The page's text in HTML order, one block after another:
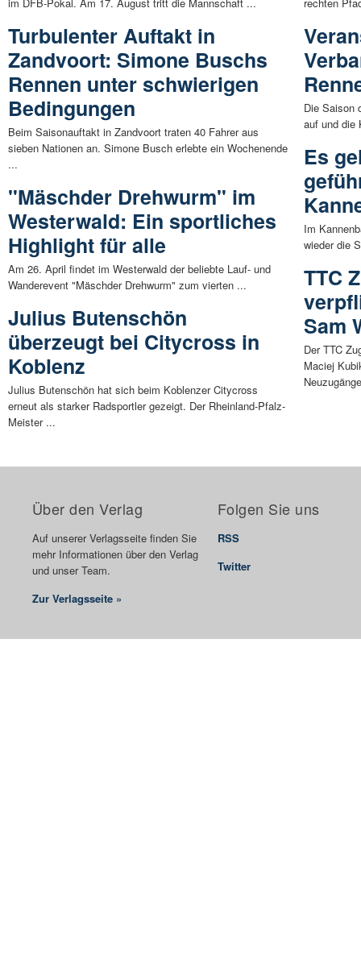
Turbulenter Auftakt in
Zandvoort: Simone Buschs
Rennen unter schwierigen
Bedingungen
Beim Saisonauftakt in Zandvoort traten 40 Fahrer aus
sieben Nationen an. Simone Busch erlebte ein Wochenende
...
"Mäschder Drehwurm" im
Westerwald: Ein sportliches
Highlight für alle
Am 26. April findet im Westerwald der beliebte Lauf- und
Wanderevent "Mäschder Drehwurm" zum vierten ...
Julius Butenschön
überzeugt bei Citycross in
Koblenz
Julius Butenschön hat sich beim Koblenzer Citycross
erneut als starker Radsportler gezeigt. Der Rheinland-Pfalz-
Meister ...
Die Saison
auf und die
Es
Im
wieder die
TTC
Sam
Der TTC
Maciej
Über den Verlag
Auf unserer Verlagsseite finden Sie
mehr Informationen über den Verlag
und unser Team.
Zur Verlagsseite »
Folgen Sie uns
RSS
Twitter